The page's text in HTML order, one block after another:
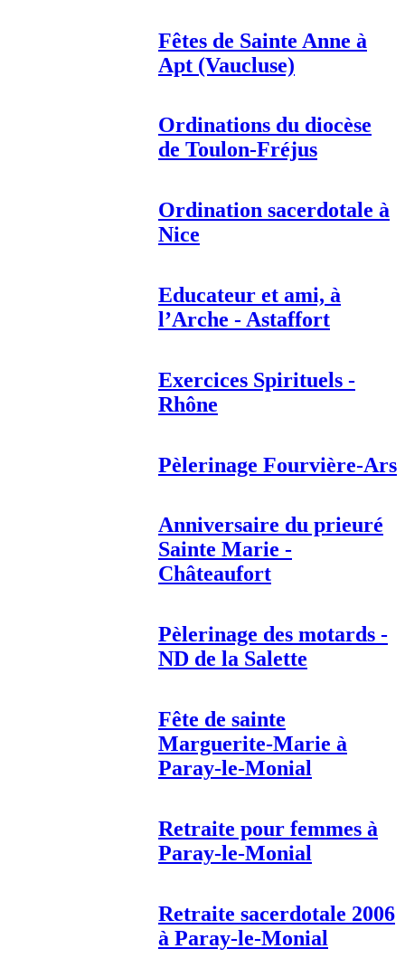
Fêtes de Sainte Anne à
Apt (Vaucluse)
Ordinations du diocèse
de Toulon-Fréjus
Ordination sacerdotale à
Nice
Educateur et ami, à
l’Arche - Astaffort
Exercices Spirituels -
Rhône
Pèlerinage Fourvière-Ars
Anniversaire du prieuré
Sainte Marie -
Châteaufort
Pèlerinage des motards -
ND de la Salette
Fête de sainte
Marguerite-Marie à
Paray-le-Monial
Retraite pour femmes à
Paray-le-Monial
Retraite sacerdotale 2006
à Paray-le-Monial